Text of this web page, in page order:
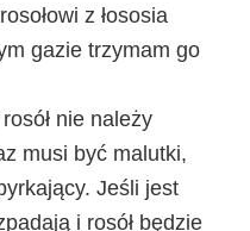
z łososia
gazie trzymam go
nie należy
musi być malutki,
Jeśli jest
i rosół będzie